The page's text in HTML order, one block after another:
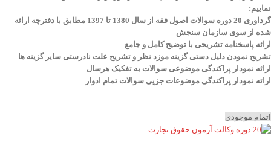
نماییم:
گرداوری 20 دوره سوالات اصول فقه از سال 1380 تا 1397 مطابق با دفترچه ارائه
شده از سوی سازمان سنجش
ارائه پاسخنامه تشریحی با توضیح کامل و جامع
تشریح نمودن دلیل دستی گزینه موزد نظر و تشریح علت نادرستی سایر گزینه ها
ارائه نمودار پراکندگی موضوعی سوالات به تفکیک هرسال
رائه نمودار پراکندگی موضوعات جزیی سوالات تمام ادوار
اتمام موجودی